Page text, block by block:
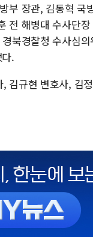
부 장관, 김동혁
전 해병대 수사단
북경찰청 수사심
.
김규현 변호사, 김